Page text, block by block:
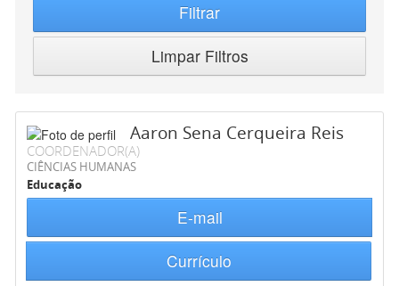
Filtrar
Limpar Filtros
Aaron Sena Cerqueira Reis
COORDENADOR(A)
CIÊNCIAS HUMANAS
Educação
E-mail
Currículo